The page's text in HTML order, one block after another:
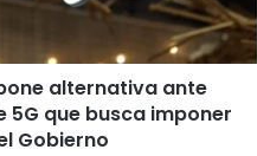
alternativa ante
5G que busca imponer
Gobierno